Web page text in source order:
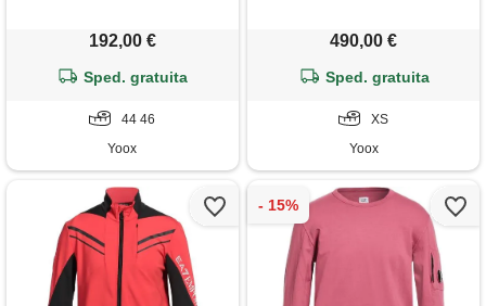
192,00 €
Sped. gratuita
44 46
Yoox
490,00 €
Sped. gratuita
XS
Yoox